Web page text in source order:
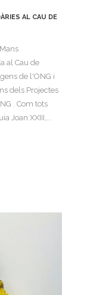
AL CAU DE
al Cau de
de l'ONG i
dels Projectes
. Com tots
Joan XXIII,...